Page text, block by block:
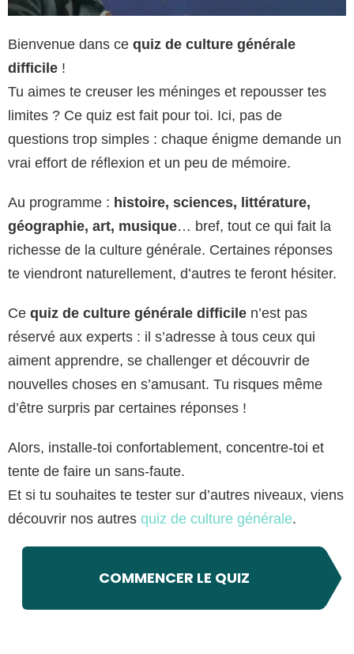
Bienvenue dans ce quiz de culture générale
difficile !
Tu aimes te creuser les méninges et repousser tes
limites ? Ce quiz est fait pour toi. Ici, pas de
questions trop simples : chaque énigme demande un
vrai effort de réflexion et un peu de mémoire.
Au programme : histoire, sciences, littérature,
géographie, art, musique… bref, tout ce qui fait la
richesse de la culture générale. Certaines réponses
te viendront naturellement, d’autres te feront hésiter.
Ce quiz de culture générale difficile n’est pas
réservé aux experts : il s’adresse à tous ceux qui
aiment apprendre, se challenger et découvrir de
nouvelles choses en s’amusant. Tu risques même
d’être surpris par certaines réponses !
Alors, installe-toi confortablement, concentre-toi et
tente de faire un sans-faute.
Et si tu souhaites te tester sur d’autres niveaux, viens
découvrir nos autres quiz de culture générale.
COMMENCER LE QUIZ